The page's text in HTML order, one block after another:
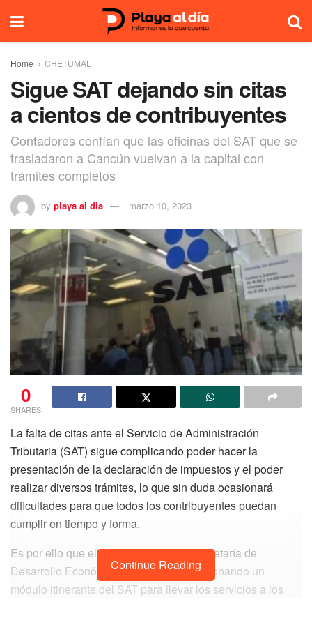
Home CHETUMAL
Sigue SAT dejando sin citas
a cientos de contribuyentes
Contadores confían que las oficinas del SAT que se
trasladaron a Cancún vuelvan a la capital con
trámites completos
by playa al dia marzo 10, 2023
0
SHARES
La falta de citas ante el Servicio de Administración
Tributaria (SAT) sigue complicando poder hacer la
presentación de la declaración de impuestos y el poder
realizar diversos trámites, lo que sin duda ocasionará
dificultades para que todos los contribuyentes puedan
cumplir en tiempo y forma.
Es por ello que el anuncio de que la Secretaría de
Desarrollo Económico (SEDE) está gestionando un
módulo itinerante del SAT para llevar los servicios a los
Continue Reading